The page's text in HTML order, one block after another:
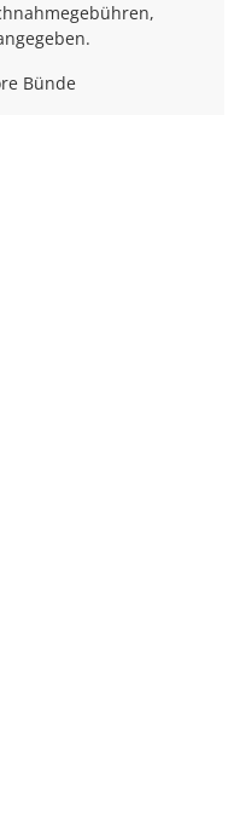
Bünde